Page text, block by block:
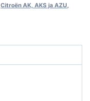
Citroën AK, AKS ja AZU